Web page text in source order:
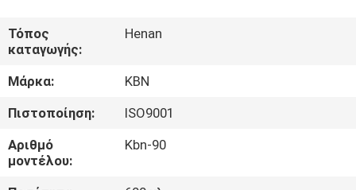
ΠΕΡΊΠΟΥ
ΕΜΕΊΣ
ΓΎΡΟΣ
ΕΡΓΟΣΤΑΣΊΩΝ
Τόπος
καταγωγής:
Henan
Μάρκα:
KBN
Πιστοποίηση:
ISO9001
Αριθμό
μοντέλου:
Kbn-90